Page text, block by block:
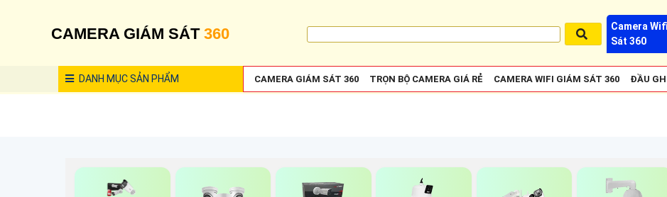
CAMERA GIÁM SÁT 360
Camera
Sát 360
DANH MỤCSẢN PHẨM CAMERA GIÁM SÁT 360 TRỌN BỘ CAMERA GIÁ RẺ CAMERA WIFI GIÁM SÁT 360 ĐẦU